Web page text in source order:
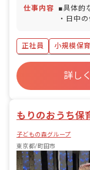
休暇（
きます
可／連
度が高い
育児休
介護・
く自由
仕事内容
■具体的
・日中
ど ・保
案） ・
応や子育て
定員 0
クラス
では「４
の基礎を
る子と
・いい
緒の安
正社員 小規模保育
ボーナス・賞与あり
寮・住宅・家賃補
残業少なめ
詳し
もりのおうち保
子どもの森グループ
東京都/町田市